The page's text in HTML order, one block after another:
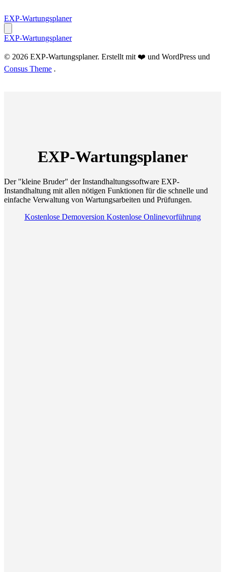
Inhalt
springen
EXP-Wartungsplaner
EXP-Wartungsplaner
© 2026 EXP-Wartungsplaner. Erstellt mit ❤️ und WordPress und
Consus Theme .
EXP-Wartungsplaner
Der "kleine Bruder" der Instandhaltungssoftware EXP-
Instandhaltung mit allen nötigen Funktionen für die schnelle und
einfache Verwaltung von Wartungsarbeiten und Prüfungen.
Kostenlose Demoversion Kostenlose Onlinevorführung